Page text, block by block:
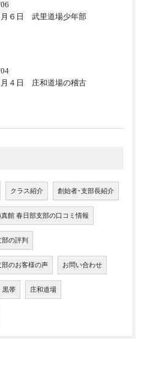
月６日 武里道場少年部
月４日 庄和道場の稽古
クラス紹介 創始者･支部長紹介
館 春日部支部の口コミ情報
の評判
のお客様の声 お問い合わせ
黒帯 庄和道場